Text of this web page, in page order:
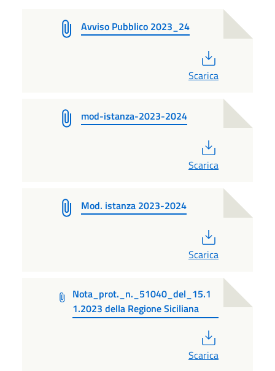
Avviso Pubblico 2023_24
Scarica
mod-istanza-2023-2024
Scarica
Mod. istanza 2023-2024
Scarica
Nota_prot._n._51040_del_15.1
1.2023 della Regione Siciliana
Scarica